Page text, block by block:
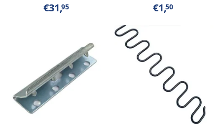
€31,95 €1,50